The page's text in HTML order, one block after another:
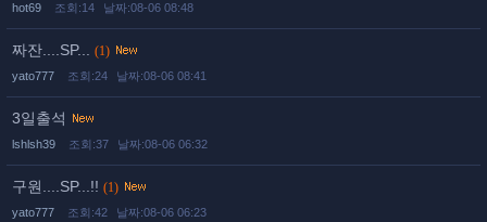
hot69 조회:14 날짜:08-06 08:48
짜잔....SP... (1)
yato777 조회:24 날짜:08-06 08:41
3일출석
lshlsh39 조회:37 날짜:08-06 06:32
구원....SP...!! (1)
yato777 조회:42 날짜:08-06 06:23